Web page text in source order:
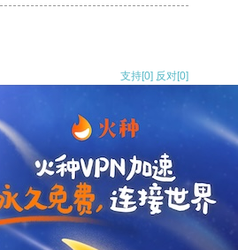
支持[0] 反对[0]
支持[0] 反对